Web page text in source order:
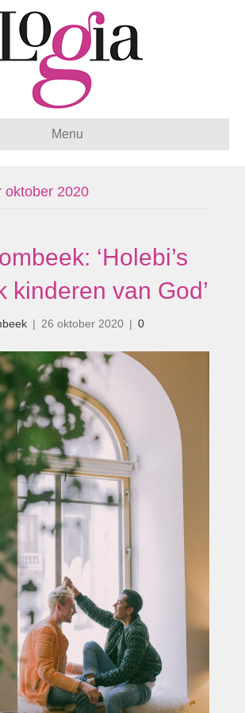
Menu
oktober 2020
‘Holebi’s
kinderen van God’
| 26 oktober 2020 | 0